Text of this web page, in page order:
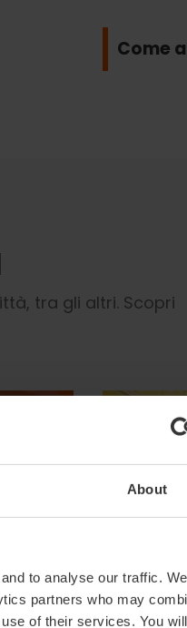
About
to analyse our traffic.
partners who may
of their services. You
Come
tra gli altri. Scopri